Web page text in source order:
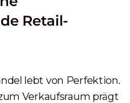
Retail-
lebt von Perfektion.
Verkaufsraum prägt